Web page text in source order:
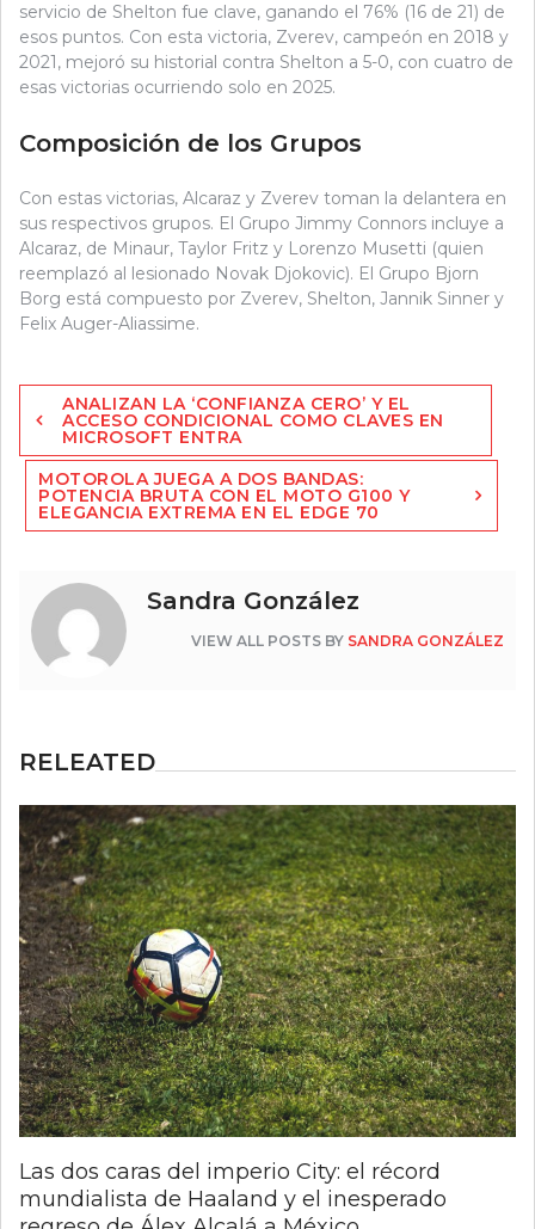
servicio de Shelton fue clave, ganando el 76% (16 de 21) de
esos puntos. Con esta victoria, Zverev, campeón en 2018 y
2021, mejoró su historial contra Shelton a 5-0, con cuatro de
esas victorias ocurriendo solo en 2025.
Composición de los Grupos
Con estas victorias, Alcaraz y Zverev toman la delantera en
sus respectivos grupos. El Grupo Jimmy Connors incluye a
Alcaraz, de Minaur, Taylor Fritz y Lorenzo Musetti (quien
reemplazó al lesionado Novak Djokovic). El Grupo Bjorn
Borg está compuesto por Zverev, Shelton, Jannik Sinner y
Felix Auger-Aliassime.
Navegación
de
entradas
ANALIZAN LA ‘CONFIANZA CERO’ Y EL
ACCESO CONDICIONAL COMO CLAVES EN
MICROSOFT ENTRA
MOTOROLA JUEGA A DOS BANDAS:
POTENCIA BRUTA CON EL MOTO G100 Y
ELEGANCIA EXTREMA EN EL EDGE 70
Sandra González
VIEW ALL POSTS BY SANDRA GONZÁLEZ
RELEATED
Las dos caras del imperio City: el récord
mundialista de Haaland y el inesperado